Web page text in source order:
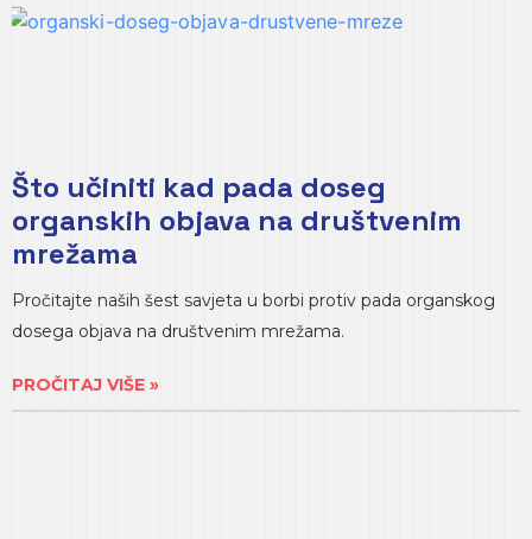
Što učiniti kad pada doseg
organskih objava na društvenim
mrežama
Pročitajte naših šest savjeta u borbi protiv pada organskog
dosega objava na društvenim mrežama.
PROČITAJ VIŠE »